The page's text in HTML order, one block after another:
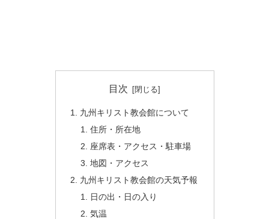
目次
九州キリスト教会館について
住所・所在地
座席表・アクセス・駐車場
地図・アクセス
九州キリスト教会館の天気予報
日の出・日の入り
気温